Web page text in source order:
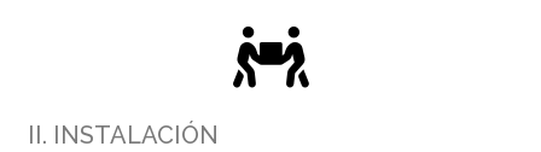
II. INSTALACIÓN